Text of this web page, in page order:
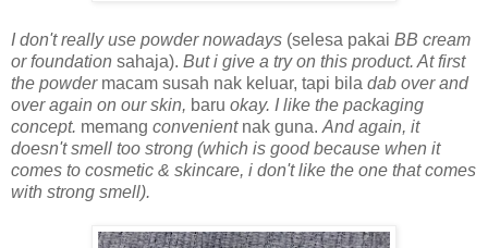
I don't really use powder nowadays (selesa pakai BB cream
or foundation sahaja). But i give a try on this product. At first
the powder macam susah nak keluar, tapi bila dab over and
over again on our skin, baru okay. I like the packaging
concept. memang convenientnak guna. And again, it
doesn't smell too strong (which is good because when it
comes to cosmetic & skincare, i don't like the one that comes
with strong smell).